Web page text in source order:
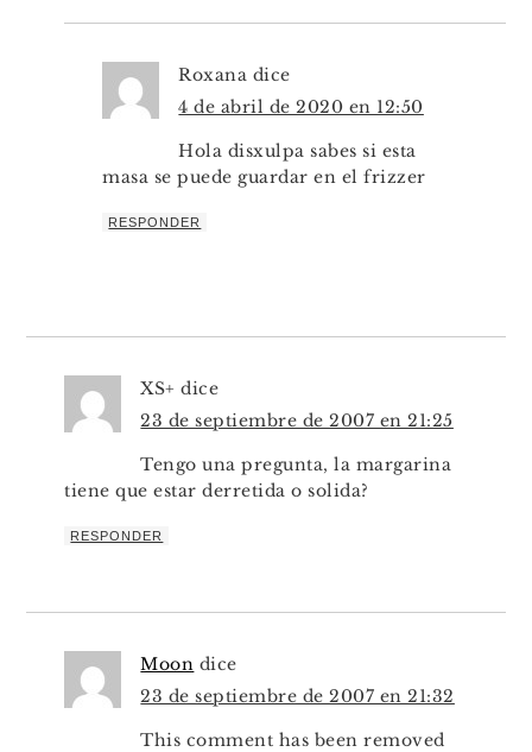
Roxana dice
4 de abril de 2020 en 12:50
Hola disxulpa sabes si esta
masa se puede guardar en el frizzer
RESPONDER
XS+ dice
23 de septiembre de 2007 en 21:25
Tengo una pregunta, la margarina
tiene que estar derretida o solida?
RESPONDER
Moon dice
23 de septiembre de 2007 en 21:32
This comment has been removed